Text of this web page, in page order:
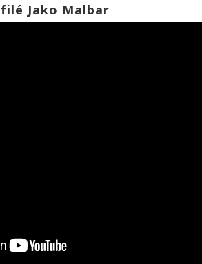
Jako Malbar